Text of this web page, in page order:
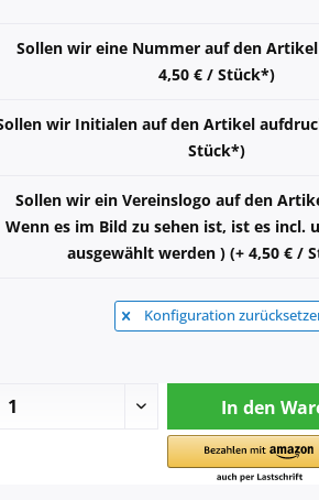
Sollen wir eine Nummer auf den
4,50 € / Stück*)
wir Initialen auf den Artikel
Stück*)
Sollen wir ein Vereinslogo auf den
Wenn es im Bild zu sehen ist, ist es incl.
ausgewählt werden ) (+ 4,50 € /
Konfiguration
In den